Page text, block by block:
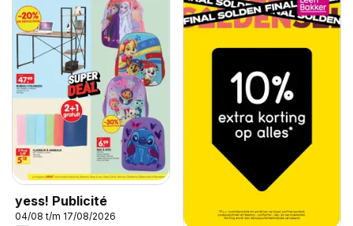
yess! Publicité
04/08 t/m 17/08/2026